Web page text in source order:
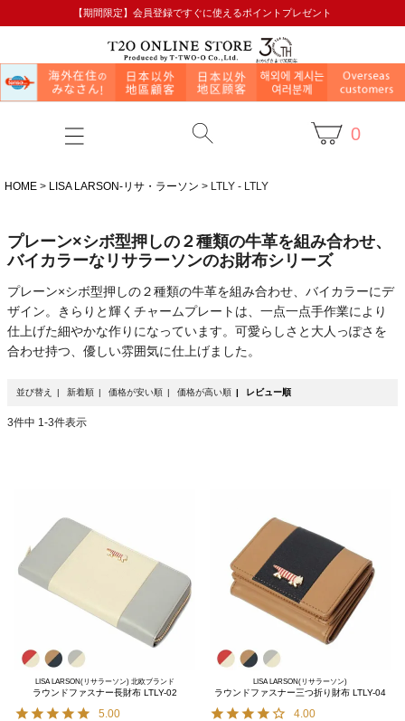
【期間限定】会員登録ですぐに使えるポイントプレゼント
0
HOME LISA LARSON-リサ・ラーソン LTLY - LTLY
プレーン×シボ型押しの２種類の牛革を組み合わせ、
バイカラーなリサラーソンのお財布シリーズ
プレーン×シボ型押しの２種類の牛革を組み合わせ、バイカラーにデ
ザイン。きらりと輝くチャームプレートは、一点一点手作業により
仕上げた細やかな作りになっています。可愛らしさと大人っぽさを
合わせ持つ、優しい雰囲気に仕上げました。
並び替え 新着順 価格が安い順 価格が高い順 レビュー順
3件中 1 -3件表示
LISA LARSON(リサラーソン) 北欧ブランド
ラウンドファスナー長財布 LTLY-02
5.00
LISA LARSON(リサラーソン)
ラウンドファスナー三つ折り財布 LTLY-04
4.00